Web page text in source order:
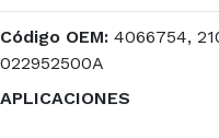
Código OEM: 4066754,
022952500A
APLICACIONES